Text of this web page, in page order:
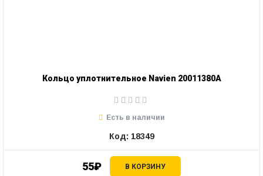
Кольцо уплотнительное Navien 20011380А
55₽ В КОРЗИНУ
Есть в наличии
Код: 18349